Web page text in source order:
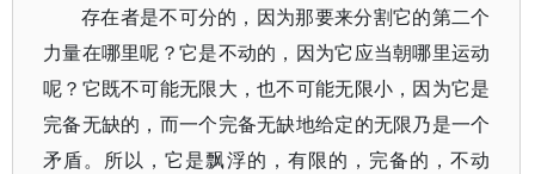
存在者是不可分的，因为那要来分割它的第二个
力量在哪里呢？它是不动的，因为它应当朝哪里运动
呢？它既不可能无限大，也不可能无限小，因为它是
完备无缺的，而一个完备无缺地给定的无限乃是一个
矛盾。所以，它是飘浮的，有限的，完备的，不动